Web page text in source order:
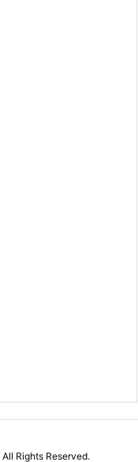
All Rights Reserved.